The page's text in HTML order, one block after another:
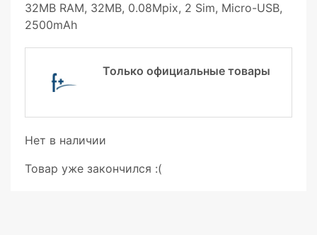
32MB RAM, 32MB, 0.08Mpix, 2 Sim, Micro-USB,
2500mAh
Только официальные товары
Нет в наличии
Товар уже закончился :(